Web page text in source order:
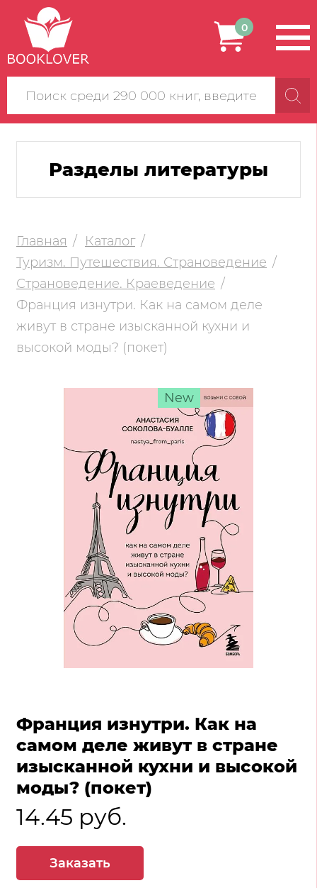
Поиск
по
сайту
0
Разделы литературы
Главная
Каталог
Туризм. Путешествия. Страноведение
Страноведение. Краеведение
Франция изнутри. Как на самом деле
живут в стране изысканной кухни и
высокой моды? (покет)
New
Франция изнутри. Как на
самом деле живут в стране
изысканной кухни и высокой
моды? (покет)
14.45 руб.
Заказать